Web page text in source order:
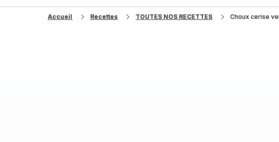
Accueil Recettes TOUTES NOS RECETTES Choux cerise